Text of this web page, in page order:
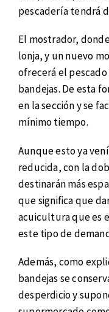
pescadería tendrá
El mostrador,
lonja, y un nuevo
ofrecerá el
bandejas. De esta
en la sección y se
mínimo tiempo.
Aunque esto ya
reducida, con la
destinarán más
que significa que
acuicultura que es
este tipo de
Además, como
bandejas se
desperdicio y